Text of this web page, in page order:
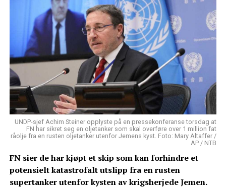
UNDP-sjef Achim Steiner opplyste på en pressekonferanse torsdag at
FN har sikret seg en oljetanker som skal overføre over 1 million fat
råolje fra en rusten oljetanker utenfor Jemens kyst. Foto: Mary Altaffer /
AP / NTB
FN sier de har kjøpt et skip som kan forhindre et
potensielt katastrofalt utslipp fra en rusten
supertanker utenfor kysten av krigsherjede Jemen.